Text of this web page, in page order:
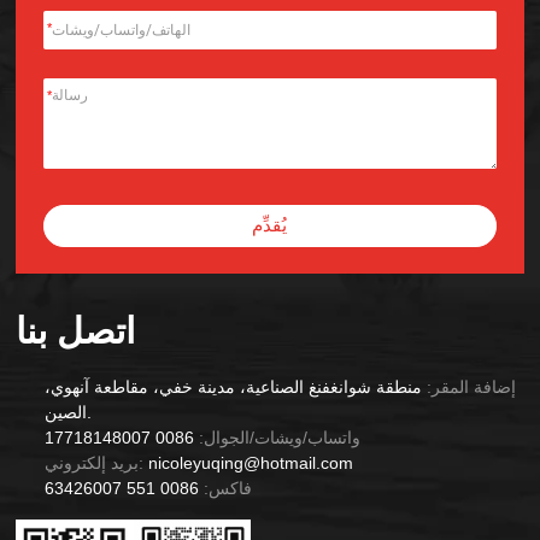
اتصل بنا
إضافة المقر: منطقة شوانغفنغ الصناعية، مدينة خفي، مقاطعة آنهوي،
الصين.
واتساب/ويشات/الجوال: 0086 17718148007
بريد إلكتروني: nicoleyuqing@hotmail.com
فاكس: 0086 551 63426007
*
*
يُقدِّم